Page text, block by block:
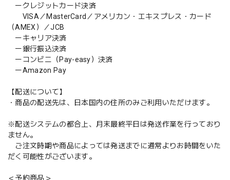
ークレジットカード決済
VISA／MasterCard／アメリカン・エキスプレス・カード
（AMEX）／JCB
ーキャリア決済
ー銀行振込決済
ーコンビニ（Pay-easy）決済
ーAmazon Pay
【配送について】
・商品の配送先は、日本国内の住所のみご利用いただけます。
※配送システムの都合上、月末最終平日は発送作業を行っており
ません。
ご注文時期や商品によっては発送までに通常よりお時間をいた
だく可能性がございます。
＜予約商品＞